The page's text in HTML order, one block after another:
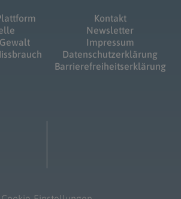
Kontakt
Newsletter
Impressum
Datenschutzerklärung
Barrierefreiheitserklärung